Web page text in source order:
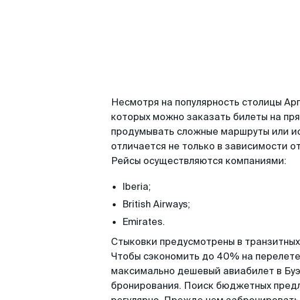
Несмотря на популярность столицы
которых можно заказать билеты на
продумывать сложные маршруты или
отличается не только в зависимости
Рейсы осуществляются компаниями:
Iberia;
British Airways;
Emirates.
Стыковки предусмотрены в
Чтобы сэкономить до 40% на
максимально дешевый авиабилет в
бронирования. Поиск бюджетных